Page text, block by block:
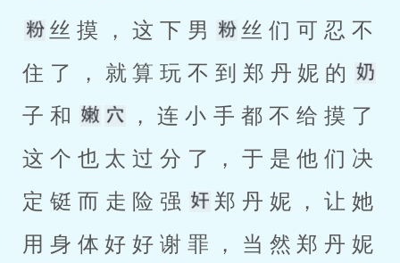
丝摸，这下男
丝们可忍不
住了，就算玩不到郑丹妮的
子和
，连小手都不给摸了
这个也太过分了，于是他们决
定铤而走险强
郑丹妮，让她
用身体好好谢罪，当然郑丹妮